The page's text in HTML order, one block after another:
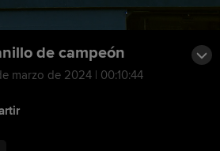
de campeón
marzo de 2024 | 00:10:44